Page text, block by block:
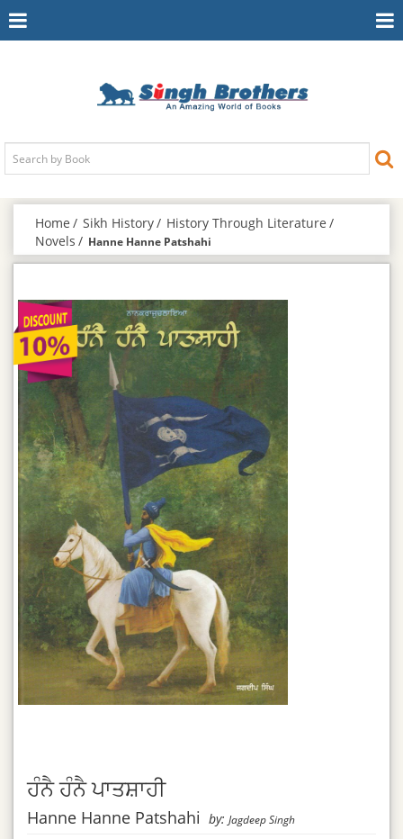
Toggle
Home Sikh History
History Through Literature
Novels
Hanne Hanne Patshahi
ਹੰਨੈ ਹੰਨੈ ਪਾਤਸ਼ਾਹੀ
Hanne Hanne Patshahi by: Jagdeep Singh